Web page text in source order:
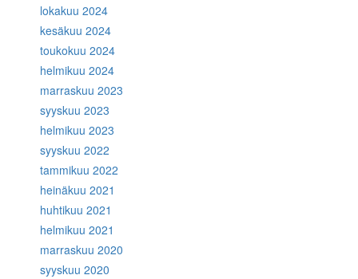
lokakuu 2024
kesäkuu 2024
toukokuu 2024
helmikuu 2024
marraskuu 2023
syyskuu 2023
helmikuu 2023
syyskuu 2022
tammikuu 2022
heinäkuu 2021
huhtikuu 2021
helmikuu 2021
marraskuu 2020
syyskuu 2020